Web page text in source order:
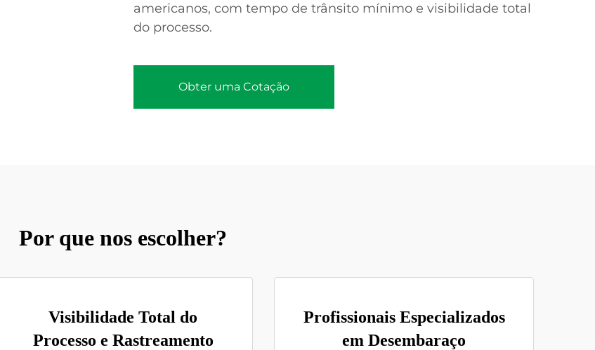
americanos, com tempo de trânsito mínimo e visibilidade total
do processo.
Obter uma Cotação
Por que nos escolher?
Visibilidade Total do
Processo e Rastreamento
Profissionais Especializados
em Desembaraço